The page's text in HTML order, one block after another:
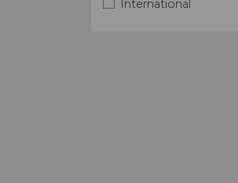
International